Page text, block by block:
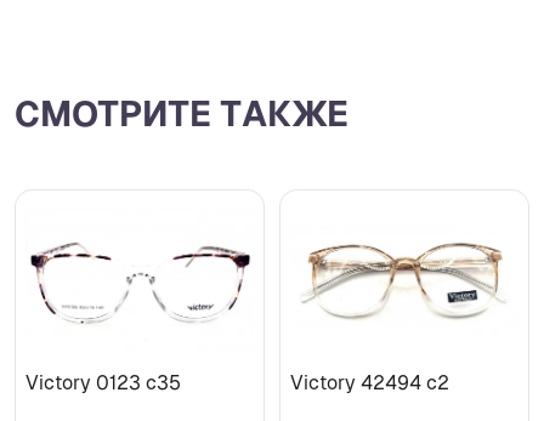
СМОТРИТЕ ТАКЖЕ
Victory 0123 c35 Victory 42494 c2